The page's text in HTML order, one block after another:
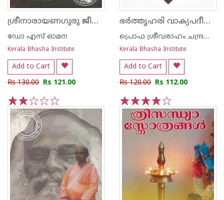
ശ്രീനാരായണഗുരു ജീവിതവും ദര്‍ശനവും
ഡോ എസ് ഓമന
Kerala Bhasha Institute
Add to Cart
Rs 130.00 Rs 121.00
5
4
3
2
1
ഭര്‍ത്തൃഹരി വാക്യപദീയം - ബ്രഹ്മകാണ്ഡം
പ്രൊഫ ശ്രീവരാഹം ചന്ദ്രശേഖരന്‍ നായര്‍
Kerala Bhasha Institute
Add to Cart
Rs 120.00 Rs 112.00
5
4
3
2
1